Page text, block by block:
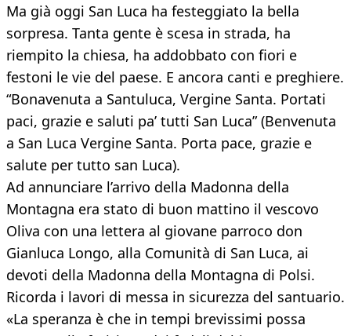
Ma già oggi San Luca ha festeggiato la bella
sorpresa. Tanta gente è scesa in strada, ha
riempito la chiesa, ha addobbato con fiori e
festoni le vie del paese. E ancora canti e preghiere.
“Bonavenuta a Santuluca, Vergine Santa. Portati
paci, grazie e saluti pa’ tutti San Luca” (Benvenuta
a San Luca Vergine Santa. Porta pace, grazie e
salute per tutto san Luca).
Ad annunciare l’arrivo della Madonna della
Montagna era stato di buon mattino il vescovo
Oliva con una lettera al giovane parroco don
Gianluca Longo, alla Comunità di San Luca, ai
devoti della Madonna della Montagna di Polsi.
Ricorda i lavori di messa in sicurezza del santuario.
«La speranza è che in tempi brevissimi possa